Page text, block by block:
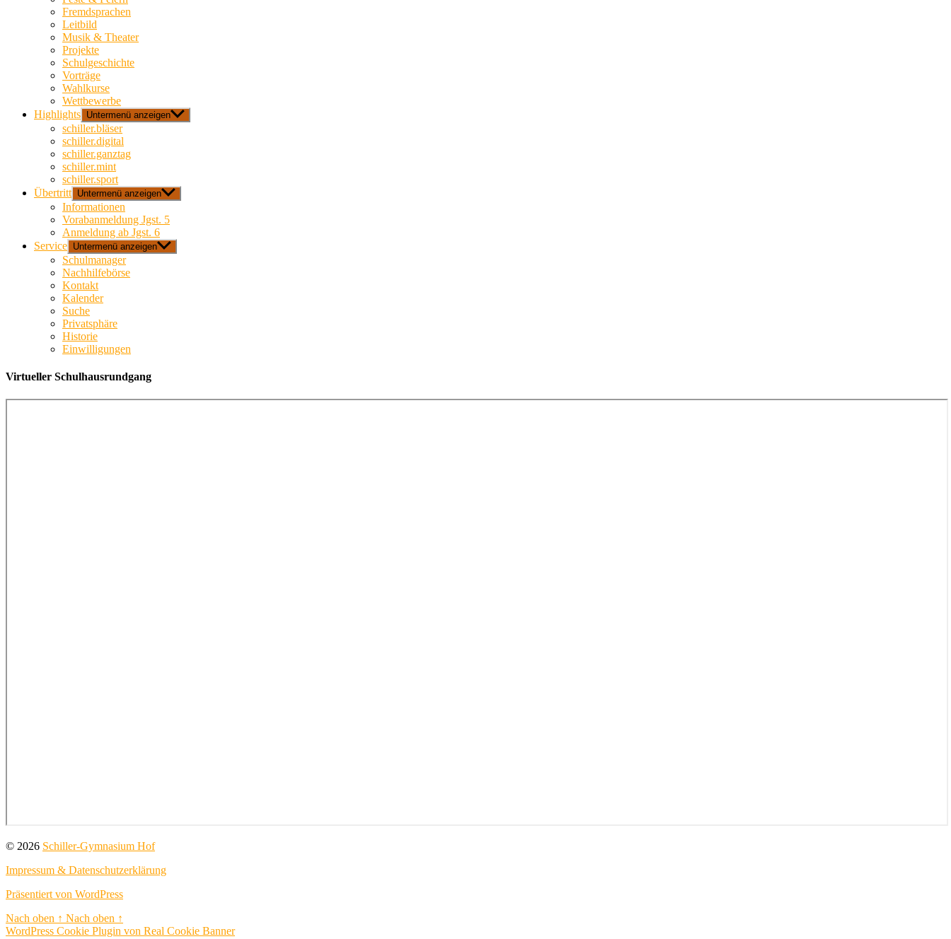
Fremdsprachen
Leitbild
Musik & Theater
Projekte
Schulgeschichte
Vorträge
Wahlkurse
Wettbewerbe
Highlights Untermenü anzeigen
schiller.bläser
schiller.digital
schiller.ganztag
schiller.mint
schiller.sport
Übertritt Untermenü anzeigen
Informationen
Vorabanmeldung Jgst. 5
Anmeldung ab Jgst. 6
Service Untermenü anzeigen
Schulmanager
Nachhilfebörse
Kontakt
Kalender
Suche
Privatsphäre
Historie
Einwilligungen
Virtueller Schulhausrundgang
© 2026 Schiller-Gymnasium Hof
Impressum & Datenschutzerklärung
Präsentiert von WordPress
Nach oben ↑ Nach oben ↑
WordPress Cookie Plugin von Real Cookie Banner